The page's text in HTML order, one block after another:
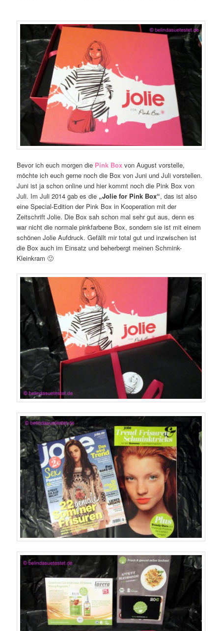
Bevor ich euch morgen die Pink Box von August vorstelle,
möchte ich euch gerne noch die Box von Juni und Juli vorstellen.
Juni ist ja schon online und hier kommt noch die Pink Box von
Juli. Im Juli 2014 gab es die „Jolie for Pink Box“, das ist also
eine Special-Edition der Pink Box in Kooperation mit der
Zeitschrift Jolie. Die Box sah schon mal sehr gut aus, denn es
war nicht die normale pinkfarbene Box, sondern sie ist mit einem
schönen Jolie Aufdruck. Gefällt mir total gut und inzwischen ist
die Box auch im Einsatz und beherbergt meinen Schmink-
Kleinkram 🙂